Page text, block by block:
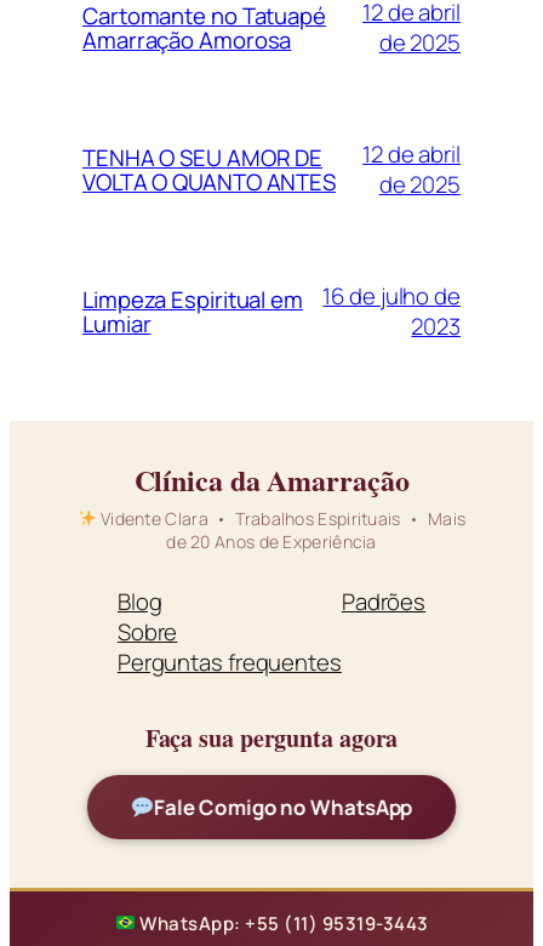
Cartomante no Tatuapé
Amarração Amorosa
12 de abril
de 2025
TENHA O SEU AMOR DE
VOLTA O QUANTO ANTES
12 de abril
de 2025
Limpeza Espiritual em
Lumiar
16 de julho de
2023
Clínica da Amarração
Vidente Clara • Trabalhos Espirituais • Mais
de 20 Anos de Experiência
Blog
Sobre
Perguntas frequentes
Padrões
Faça sua pergunta agora
Fale Comigo no WhatsApp
WhatsApp: +55 (11) 95319-3443